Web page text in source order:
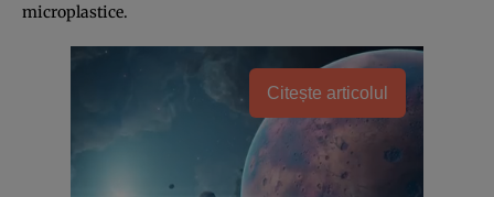
microplastice.
Citește articolul